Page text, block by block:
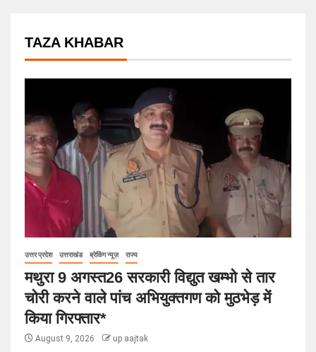
TAZA KHABAR
उत्तर प्रदेश उत्तराखंड ब्रेकिंग न्यूज़ राज्य
मथुरा 9 अगस्त26 सरकारी विद्युत खम्भो से तार
चोरी करने वाले पांच अभियुक्तगण को मुठभेड़ में
किया गिरफ्तार*
August 9, 2026 up aajtak